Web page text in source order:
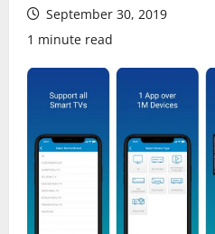
September 30, 2019
1 minute read